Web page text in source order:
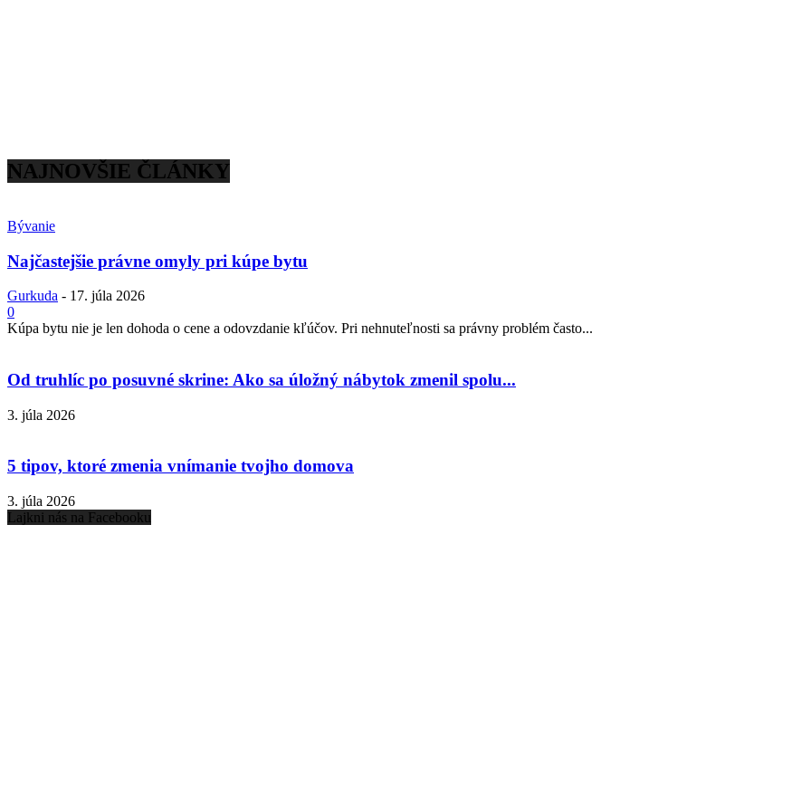
NAJNOVŠIE ČLÁNKY
Bývanie
Najčastejšie právne omyly pri kúpe bytu
Gurkuda - 17. júla 2026
0
Kúpa bytu nie je len dohoda o cene a odovzdanie kľúčov. Pri nehnuteľnosti sa právny problém často...
Od truhlíc po posuvné skrine: Ako sa úložný nábytok zmenil spolu...
3. júla 2026
5 tipov, ktoré zmenia vnímanie tvojho domova
3. júla 2026
Lajkni nás na Facebooku